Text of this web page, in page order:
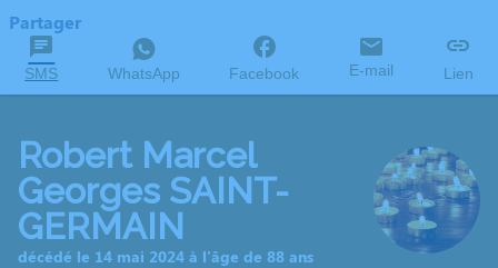
Partager
SMS WhatsApp Facebook E-mail Lien
Robert Marcel
Georges SAINT-
GERMAIN
décédé le 14 mai 2024 à l'âge de 88 ans